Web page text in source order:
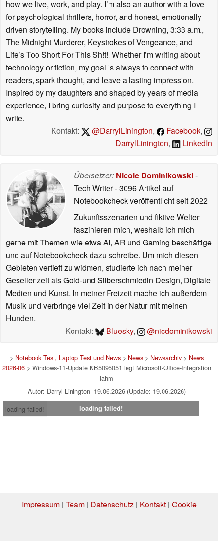
how we live, work, and play. I’m also an author with a love
for psychological thrillers, horror, and honest, emotionally
driven storytelling. My books include Drowning, 3:33 a.m.,
The Midnight Murderer, Keystrokes of Vengeance, and
Life’s Too Short For This Sh!t!. Whether I’m writing about
technology or fiction, my goal is always to connect with
readers, spark thought, and leave a lasting impression.
Inspired by my daughters and shaped by years of media
experience, I bring curiosity and purpose to everything I
write.
Kontakt:
@DarrylLinington, Facebook,
DarrylLinington, LinkedIn
Übersetzer: Nicole Dominikowski-
Tech Writer- 3096 Artikel auf
Notebookcheck veröffentlichtseit 2022
Zukunftsszenarien und fiktive Welten
faszinieren mich, weshalb ich mich
gerne mit Themen wie etwa AI, AR und Gaming beschäftige
und auf Notebookcheck dazu schreibe. Um mich diesen
Gebieten vertieft zu widmen, studierte ich nach meiner
Gesellenzeit als Gold-und Silberschmiedin Design, Digitale
Medien und Kunst. In meiner Freizeit mache ich außerdem
Musik und verbringe viel Zeit in der Natur mit meinen
Hunden.
Kontakt:
Bluesky, @nicdominikowski
> Notebook Test, Laptop Test und News> News> Newsarchiv> News
2026-06> Windows-11-Update KB5095051 legt Microsoft-Office-Integration
lahm
Autor: Darryl Linington, 19.06.2026 (Update: 19.06.2026)
loading failed!
loading failed!
Impressum| Team| Datenschutz| Kontakt| Cookie